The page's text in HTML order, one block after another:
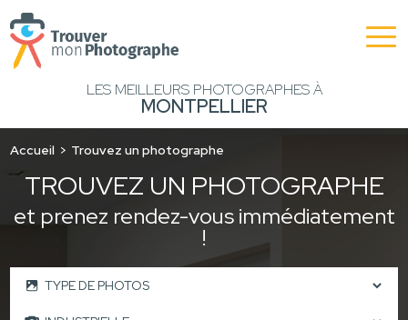
LES MEILLEURS PHOTOGRAPHES À
MONTPELLIER
Accueil Trouvez un photographe
TROUVEZ UN PHOTOGRAPHE
et prenez rendez-vous immédiatement
!